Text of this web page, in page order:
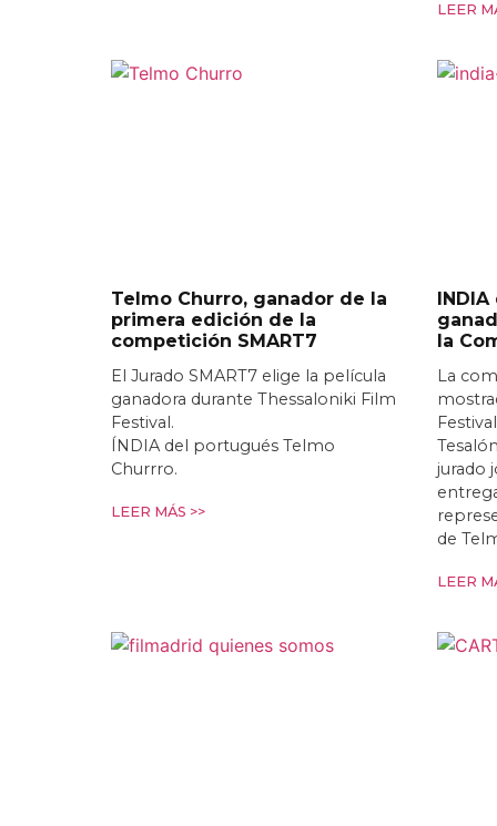
LEER
Telmo Churro, ganador de la
primera edición de la
competición SMART7
El Jurado SMART7 elige la película
ganadora durante Thessaloniki Film
Festival.
ÍNDIA del portugués Telmo
Churrro.
LEER MÁS >>
la
La
jurado
de
LEER